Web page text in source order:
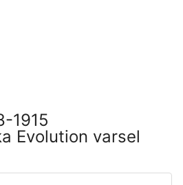
1915
Evolution varsel